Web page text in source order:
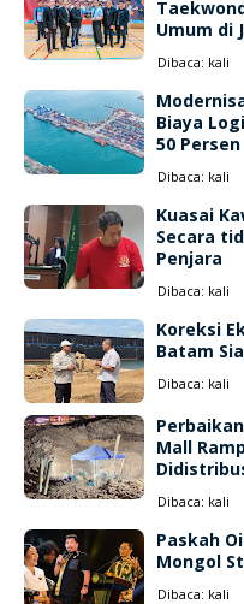
Umum di
Dibaca: kali
Biaya
50 Persen
Dibaca: kali
Kuasai
Secara
Penjara
Dibaca: kali
Koreksi
Batam
Dibaca: kali
Mall
Dibaca: kali
Paskah
Mongol
Dibaca: kali